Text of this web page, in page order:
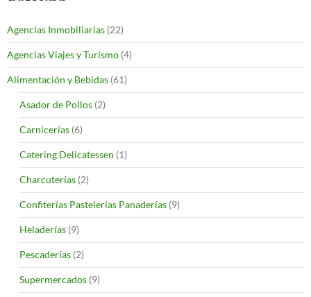
Agencias Inmobiliarias (22)
Agencias Viajes y Turismo (4)
Alimentación y Bebidas (61)
Asador de Pollos (2)
Carnicerías (6)
Catering Delicatessen (1)
Charcuterías (2)
Confiterías Pastelerías Panaderías (9)
Heladerías (9)
Pescaderías (2)
Supermercados (9)